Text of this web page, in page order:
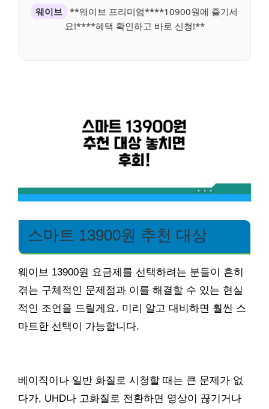
웨이브 **웨이브 프리미엄****10900원에 즐기세
요!****혜택 확인하고 바로 신청!**
스마트 13900원 추천 대상
웨이브 13900원 요금제를 선택하려는 분들이 흔히
겪는 구체적인 문제점과 이를 해결할 수 있는 현실
적인 조언을 드릴게요. 미리 알고 대비하면 훨씬 스
마트한 선택이 가능합니다.
베이직이나 일반 화질로 시청할 때는 큰 문제가 없
다가, UHD나 고화질로 전환하면 영상이 끊기거나